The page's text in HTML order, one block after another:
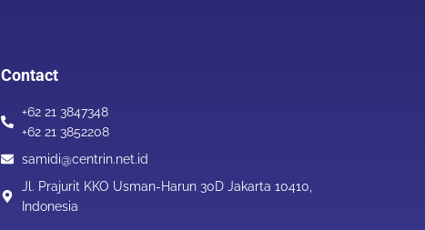
Contact
+62 21 3847348
+62 21 3852208
samidi@centrin.net.id
Jl. Prajurit KKO Usman-Harun 30D Jakarta 10410,
Indonesia